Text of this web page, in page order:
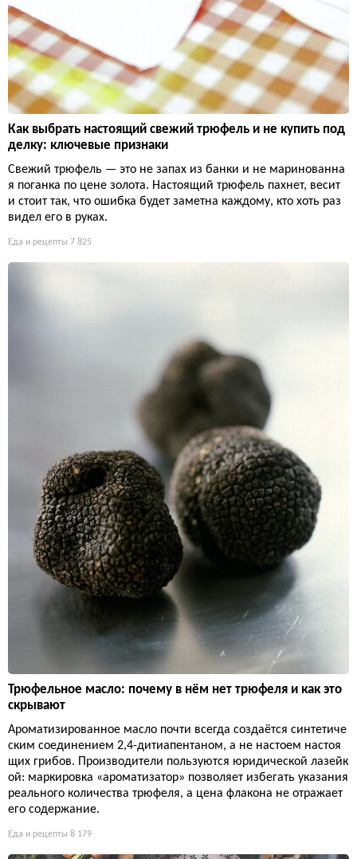
Как выбрать настоящий свежий трюфель и не купить под
делку: ключевые признаки
Свежий трюфель — это не запах из банки и не маринованна
я поганка по цене золота. Настоящий трюфель пахнет, весит
и стоит так, что ошибка будет заметна каждому, кто хоть раз
видел его в руках.
Еда и рецепты 7 825
Трюфельное масло: почему в нём нет трюфеля и как это
скрывают
Ароматизированное масло почти всегда создаётся синтетиче
ским соединением 2,4-дитиапентаном, а не настоем настоя
щих грибов. Производители пользуются юридической лазейк
ой: маркировка «ароматизатор» позволяет избегать указания
реального количества трюфеля, а цена флакона не отражает
его содержание.
Еда и рецепты 8 179